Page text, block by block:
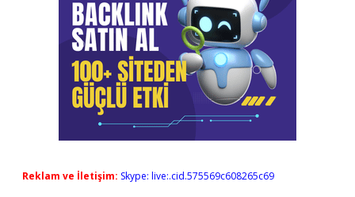
Reklam ve İletişim: Skype: live:.cid.575569c608265c69